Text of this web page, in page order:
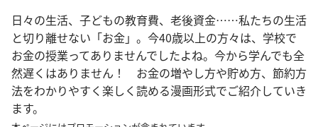
日々の生活、子どもの教育費、老後資金……私たちの生活
と切り離せない「お金」。今40歳以上の方々は、学校で
お金の授業ってありませんでしたよね。今から学んでも全
然遅くはありません！ お金の増やし方や貯め方、節約方
法をわかりやすく楽しく読める漫画形式でご紹介していき
ます。